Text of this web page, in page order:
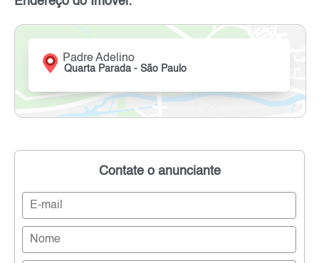
Padre Adelino
Quarta Parada - São Paulo
Contate o anunciante